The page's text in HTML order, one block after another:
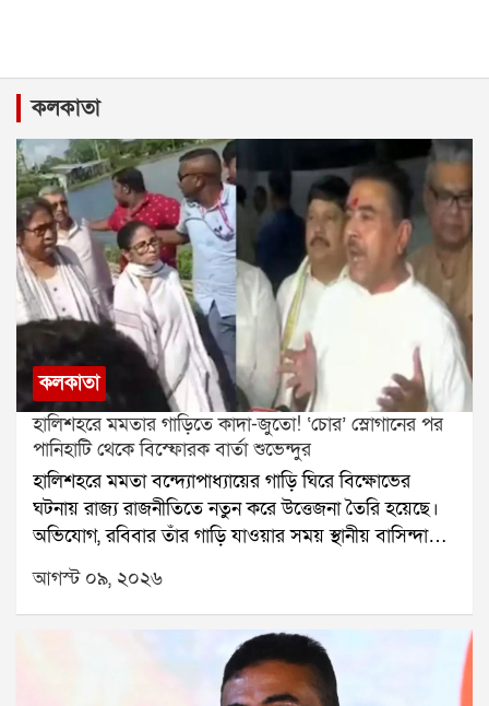
কলকাতা
কলকাতা
হালিশহরে মমতার গাড়িতে কাদা-জুতো! ‘চোর’ স্লোগানের পর
পানিহাটি থেকে বিস্ফোরক বার্তা শুভেন্দুর
হালিশহরে মমতা বন্দ্যোপাধ্যায়ের গাড়ি ঘিরে বিক্ষোভের
ঘটনায় রাজ্য রাজনীতিতে নতুন করে উত্তেজনা তৈরি হয়েছে।
অভিযোগ, রবিবার তাঁর গাড়ি যাওয়ার সময় স্থানীয় বাসিন্দাদের
একাংশ বিক্ষোভ দেখান। সেই সময় গাড়ি লক্ষ্য করে কাদা ও
জুতো ছোড়া হয় বলেও অভিযোগ ওঠে। মমতাকে লক্ষ্য করে
চোর স্লোগানও দেওয়া হয় বলে দাবি।পানিহাটিতে তিলোত্তমার
মৃত্যুবার্ষিকীর অনুষ্ঠানে গিয়ে এই ঘটনা নিয়ে মুখ খুলেছেন
মুখ্যমন্ত্রী শুভেন্দু অধিকারী। তাঁর দাবি, মমতা বন্দ্যোপাধ্যায়ের
নিরাপত্তার জন্য পুলিশ যথেষ্ট ব্যবস্থা করেছিল। টেলিভিশনের
আগস্ট ০৯, ২০২৬